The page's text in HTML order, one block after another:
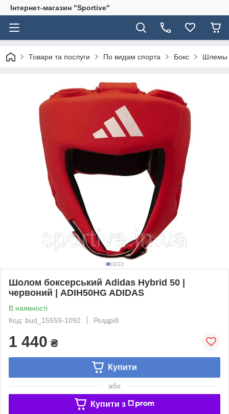
Інтернет-магазин "Sportive"
Товари та послуги По видам спорта Бокс Шлемы
Шолом боксерський Adidas Hybrid 50 |
червоний | ADIH50HG ADIDAS
В наявності
Код: bud_15559-1092
Роздріб
1 440 ₴
Купити
або
Купити з